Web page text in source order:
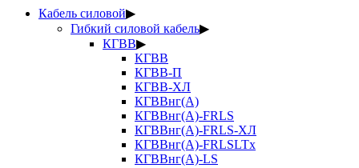
Кабель силовой▶
Гибкий силовой кабель▶
КГВВ▶
КГВВ
КГВВ-П
КГВВ-ХЛ
КГВВнг(А)
КГВВнг(А)-FRLS
КГВВнг(А)-FRLS-ХЛ
КГВВнг(А)-FRLSLTx
КГВВнг(А)-LS